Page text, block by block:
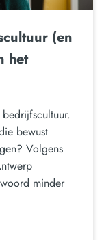
(en
het
bewust
Volgens
minder